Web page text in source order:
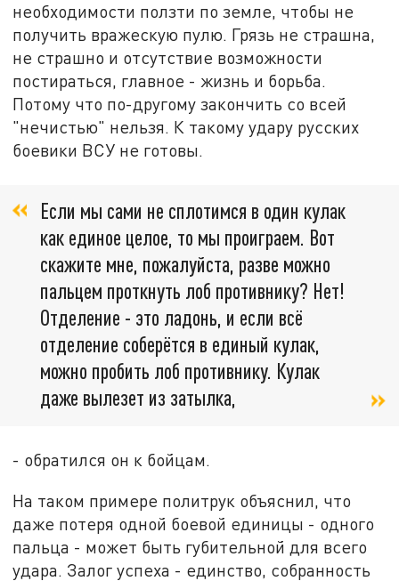
необходимости ползти по земле, чтобы не
получить вражескую пулю. Грязь не страшна,
не страшно и отсутствие возможности
постираться, главное - жизнь и борьба.
Потому что по-другому закончить со всей
"нечистью" нельзя. К такому удару русских
боевики ВСУ не готовы.
Если мы сами не сплотимся в один кулак
как единое целое, то мы проиграем. Вот
скажите мне, пожалуйста, разве можно
пальцем проткнуть лоб противнику? Нет!
Отделение - это ладонь, и если всё
отделение соберётся в единый кулак,
можно пробить лоб противнику. Кулак
даже вылезет из затылка,
- обратился он к бойцам.
На таком примере политрук объяснил, что
даже потеря одной боевой единицы - одного
пальца - может быть губительной для всего
удара. Залог успеха - единство, собранность